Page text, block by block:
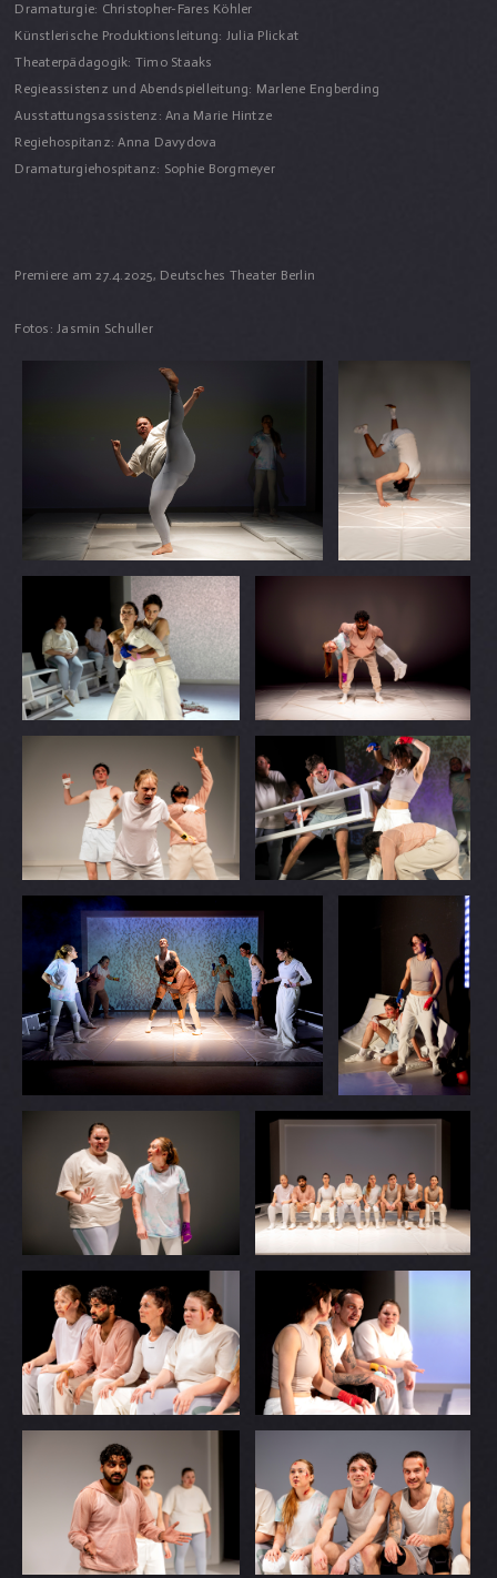
Dramaturgie: Christopher-Fares Köhler
Künstlerische Produktionsleitung: Julia Plickat
Theaterpädagogik: Timo Staaks
Regieassistenz und Abendspielleitung: Marlene Engberding
Ausstattungsassistenz: Ana Marie Hintze
Regiehospitanz: Anna Davydova
Dramaturgiehospitanz: Sophie Borgmeyer
Premiere am 27.4.2025, Deutsches Theater Berlin
Fotos: Jasmin Schuller